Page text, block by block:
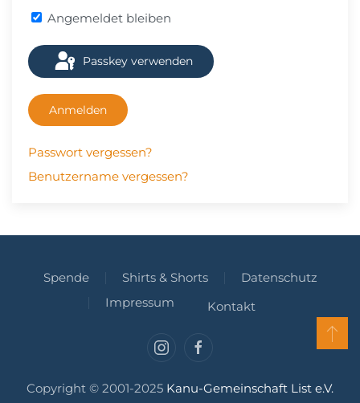
Angemeldet bleiben
Passkey verwenden
Anmelden
Passwort vergessen?
Benutzername vergessen?
Spende Shirts & Shorts
Datenschutz
Impressum
Kontakt
Copyright © 2001-2025 Kanu-Gemeinschaft List e.V.